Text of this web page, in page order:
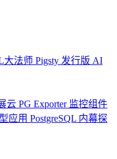
大法师 Pigsty 发行版 AI
云 PG Exporter 监控组件
应用 PostgreSQL 内幕探